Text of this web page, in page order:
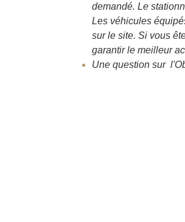
demandé. Le
Les véhicules
sur le site. Si vous
garantir le meilleur
Une question sur